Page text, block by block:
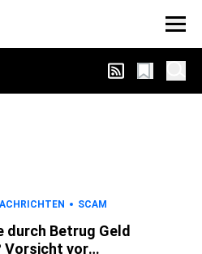
SCAM
durch Betrug Geld
Vorsicht vor